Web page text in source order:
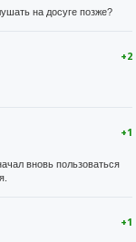
на досуге позже?
+2
+1
вновь пользоваться
+1